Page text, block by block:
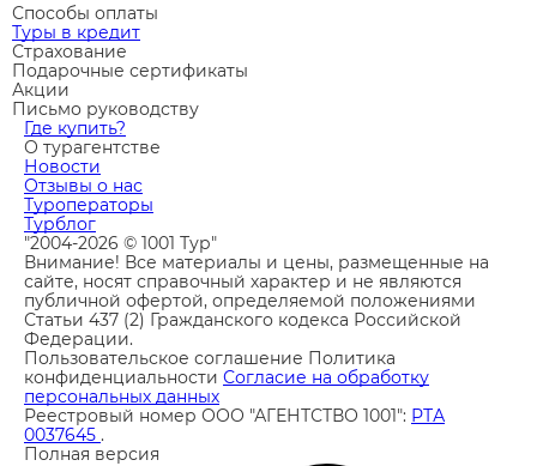
Способы оплаты
Туры в кредит
Страхование
Подарочные сертификаты
Акции
Письмо руководству
Где купить?
О турагентстве
Новости
Отзывы о нас
Туроператоры
Турблог
"2004-2026 © 1001 Тур"
Внимание! Все материалы и цены, размещенные на
сайте, носят справочный характер и не являются
публичной офертой, определяемой положениями
Статьи 437 (2) Гражданского кодекса Российской
Федерации.
Пользовательское соглашение Политика
конфиденциальности Согласие на обработку
персональных данных
Реестровый номер ООО "АГЕНТСТВО 1001": РТА
0037645 .
Полная версия